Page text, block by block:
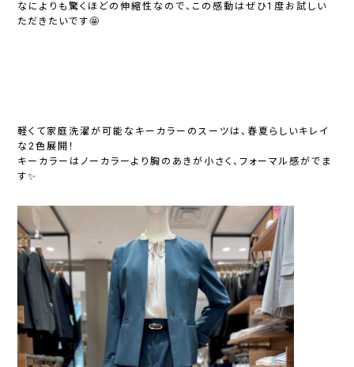
なによりも驚くほどの伸縮性なので、この感動はぜひ1度お試しい
ただきたいです🤩
軽くて家庭洗濯が可能なキーカラーのスーツは、春夏らしいキレイ
な2色展開！
キーカラーはノーカラーより胸のあきが小さく、フォーマル感がでま
す✨